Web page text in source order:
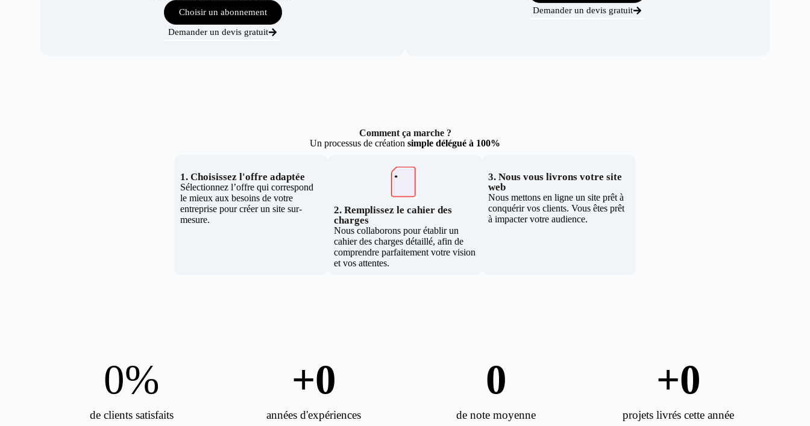
Choisir un abonnement
Demander un devis gratuit
Demander un devis gratuit
Comment ça marche ?
Un processus de création simple délégué à 100%
1. Choisissez l'offre adaptée
Sélectionnez l’offre qui correspond
le mieux aux besoins de votre
entreprise pour créer un site sur-
mesure.
2. Remplissez le cahier des
charges
Nous collaborons pour établir un
cahier des charges détaillé, afin de
comprendre parfaitement votre vision
et vos attentes.
3. Nous vous livrons votre site
web
Nous mettons en ligne un site prêt à
conquérir vos clients. Vous êtes prêt
à impacter votre audience.
de clients satisfaits
0%
années d'expériences
+0
de note moyenne
0
projets livrés cette année
+0